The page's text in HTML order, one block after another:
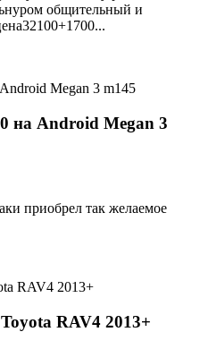
общительный и
на Android Megan 3
приобрел так желаемое
RAV4 2013+